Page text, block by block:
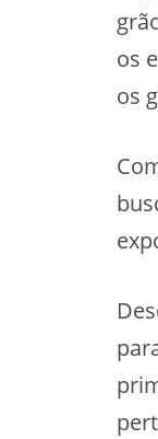
os
os